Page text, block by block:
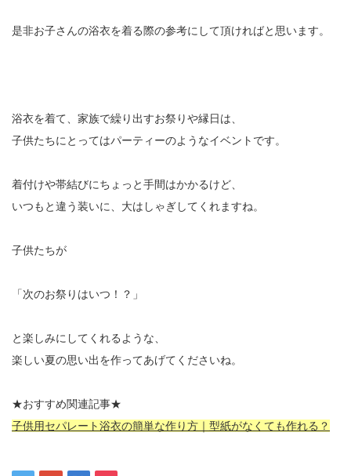
是非お子さんの浴衣を着る際の参考にして頂ければと思います。
浴衣を着て、家族で繰り出すお祭りや縁日は、
子供たちにとってはパーティーのようなイベントです。
着付けや帯結びにちょっと手間はかかるけど、
いつもと違う装いに、大はしゃぎしてくれますね。
子供たちが
「次のお祭りはいつ！？」
と楽しみにしてくれるような、
楽しい夏の思い出を作ってあげてくださいね。
★おすすめ関連記事★
子供用セパレート浴衣の簡単な作り方｜型紙がなくても作れる？